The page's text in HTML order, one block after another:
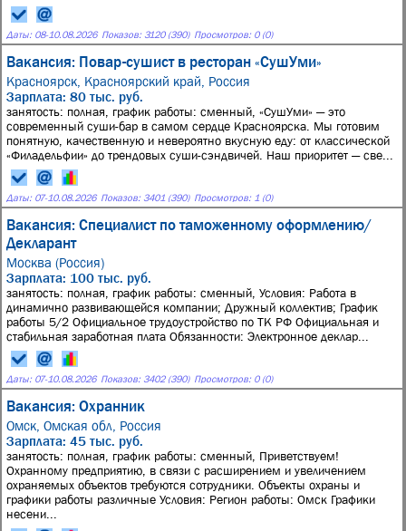
Даты: 08-10.08.2026 Показов: 3120 (390) Просмотров: 0 (0)
Вакансия: Повар-сушист в ресторан «СушУми»
Красноярск, Красноярский край, Россия
Зарплата: 80 тыс. руб.
занятость: полная, график работы: сменный, «СушУми» — это
современный суши-бар в самом сердце Красноярска. Мы готовим
понятную, качественную и невероятно вкусную еду: от классической
«Филадельфии» до трендовых суши-сэндвичей. Наш приоритет — све...
Даты: 07-10.08.2026 Показов: 3401 (390) Просмотров: 1 (0)
Вакансия: Специалист по таможенному оформлению/
Декларант
Москва (Россия)
Зарплата: 100 тыс. руб.
занятость: полная, график работы: сменный, Условия: Работа в
динамично развивающейся компании; Дружный коллектив; График
работы 5/2 Официальное трудоустройство по ТК РФ Официальная и
стабильная заработная плата Обязанности: Электронное деклар...
Даты: 07-10.08.2026 Показов: 3402 (390) Просмотров: 0 (0)
Вакансия: Охранник
Омск, Омская обл, Россия
Зарплата: 45 тыс. руб.
занятость: полная, график работы: сменный, Приветствуем!
Охранному предприятию, в связи с расширением и увеличением
охраняемых объектов требуются сотрудники. Объекты охраны и
графики работы различные Условия: Регион работы: Омск Графики
несени...